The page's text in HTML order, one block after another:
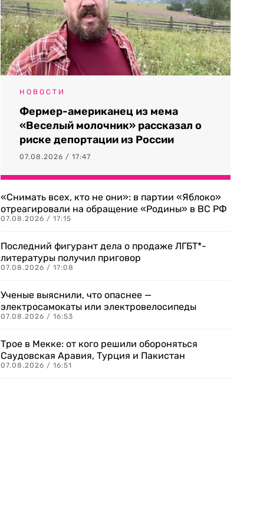
НОВОСТИ
Фермер-американец из мема
«Веселый молочник» рассказал о
риске депортации из России
07.08.2026 / 17:47
«Снимать всех, кто не они»: в партии «Яблоко»
отреагировали на обращение «Родины» в ВС РФ
07.08.2026 / 17:15
Последний фигурант дела о продаже ЛГБТ*-
литературы получил приговор
07.08.2026 / 17:08
Ученые выяснили, что опаснее —
электросамокаты или электровелосипеды
07.08.2026 / 16:53
Трое в Мекке: от кого решили обороняться
Саудовская Аравия, Турция и Пакистан
07.08.2026 / 16:51